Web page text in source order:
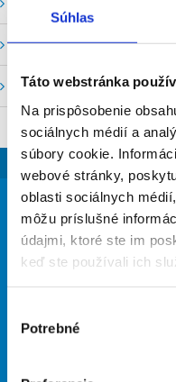
Súhlas
Táto webstránka
Na prispôsobenie
sociálnych médií a
súbory cookie.
webové stránky,
oblasti sociálnych
môžu príslušné
údajmi, ktoré ste im
keď ste používali ich
súhlasu
Potrebné
Stav:
Stavy a prietoky SVP, š. p.
Mapový portál
42%